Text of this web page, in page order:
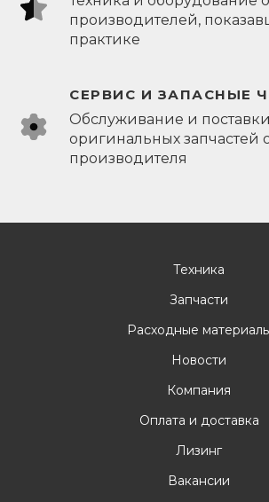
производителей,
практике
СЕРВИС И ЗАПАСНЫЕ
Обслуживание и поставки
оригинальных запчастей
производителя
Техника
Запчасти
Расходные
Новости
Компания
Оплата и доставка
Лизинг
Вакансии